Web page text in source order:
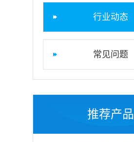
行业动态
常见问题
推荐产品